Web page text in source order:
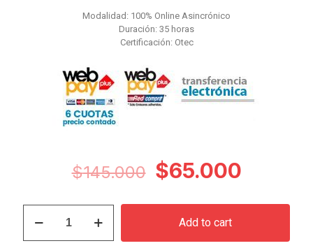
Modalidad: 100% Online Asincrónico
Duración: 35 horas
Certificación: Otec
$145.000 Original
was:
$145.000.
$65.000
is:
Reinvención
Add to cart